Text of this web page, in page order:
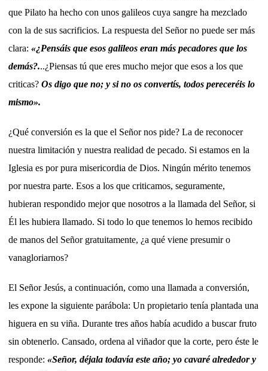
que Pilato ha hecho con unos galileos cuya sangre ha mezclado
con la de sus sacrificios. La respuesta del Señor no puede ser más
clara: «¿Pensáis que esos galileos eran más pecadores que los
demás?...¿Piensas tú que eres mucho mejor que esos a los que
criticas? Os digo que no; y si no os convertís, todos pereceréis lo
mismo».
¿Qué conversión es la que el Señor nos pide? La de reconocer
nuestra limitación y nuestra realidad de pecado. Si estamos en la
Iglesia es por pura misericordia de Dios. Ningún mérito tenemos
por nuestra parte. Esos a los que criticamos, seguramente,
hubieran respondido mejor que nosotros a la llamada del Señor, si
Él les hubiera llamado. Si todo lo que tenemos lo hemos recibido
de manos del Señor gratuitamente, ¿a qué viene presumir o
vanagloriarnos?
El Señor Jesús, a continuación, como una llamada a conversión,
les expone la siguiente parábola: Un propietario tenía plantada una
higuera en su viña. Durante tres años había acudido a buscar fruto
sin obtenerlo. Cansado, ordena al viñador que la corte, pero éste le
responde: «Señor, déjala todavía este año; yo cavaré alrededor y